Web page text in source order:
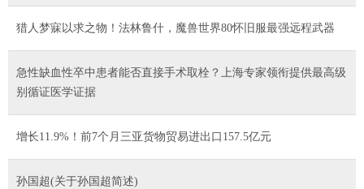
猎人梦寐以求之物！法林鲁什，魔兽世界80怀旧服最强远程武器
急性缺血性卒中患者能否直接手术取栓？上海专家领衔提供最高级
别循证医学证据
增长11.9%！前7个月三亚货物贸易进出口157.5亿元
孙国超(关于孙国超简述)